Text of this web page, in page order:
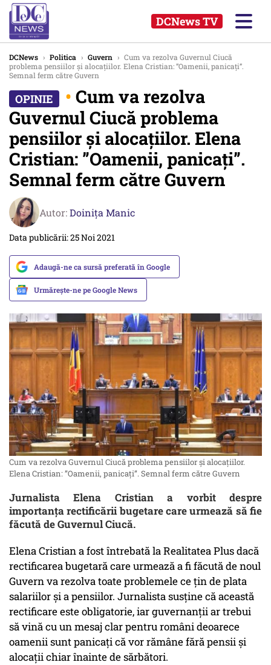
DCNews TV
DCNews › Politica › Guvern › Cum va rezolva Guvernul Ciucă
problema pensiilor și alocațiilor. Elena Cristian: ”Oamenii, panicați”.
Semnal ferm către Guvern
• Cum va rezolva
Guvernul Ciucă problema
pensiilor și alocațiilor. Elena
Cristian: ”Oamenii, panicați”.
Semnal ferm către Guvern
Autor:Doinița Manic
Data publicării: 25 Noi 2021
Adaugă-ne ca sursă preferată în Google
Urmărește-ne pe Google News
Cum va rezolva Guvernul Ciucă problema pensiilor și alocațiilor.
Elena Cristian: ”Oamenii, panicați”. Semnal ferm către Guvern
Jurnalista Elena Cristian a vorbit despre
importanța rectificării bugetare care urmează să fie
făcută de Guvernul Ciucă.
Elena Cristian a fost întrebată la Realitatea Plus dacă
rectificarea bugetară care urmează a fi făcută de noul
Guvern va rezolva toate problemele ce țin de plata
salariilor și a pensiilor. Jurnalista susține că această
rectificare este obligatorie, iar guvernanții ar trebui
să vină cu un mesaj clar pentru români deoarece
oamenii sunt panicați că vor rămâne fără pensii și
alocații chiar înainte de sărbători.